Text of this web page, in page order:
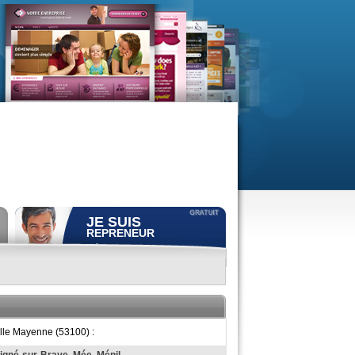
JE SUIS
REPRENEUR
Déposer gratuitementune
ACCÈS REPRENEUR
Mayenne (53100) :